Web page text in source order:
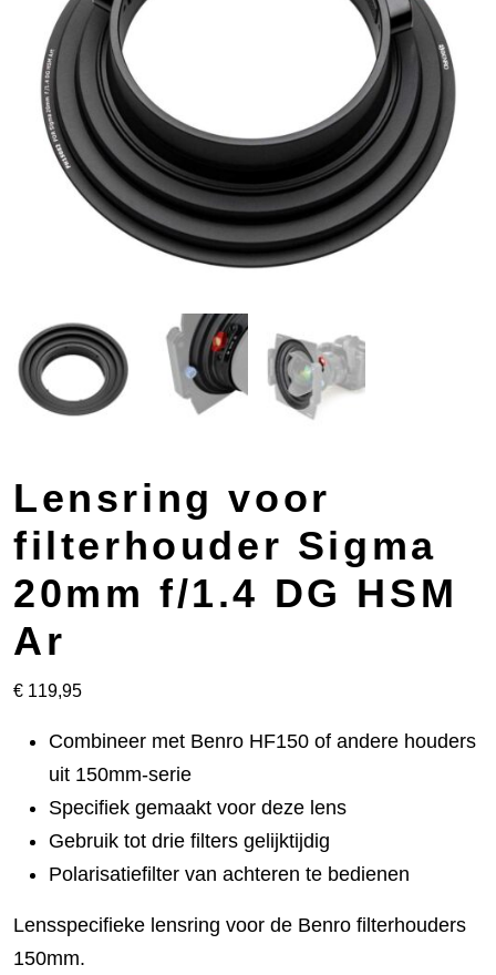
Lensring voor
filterhouder Sigma
20mm f/1.4 DG HSM
Ar
€ 119,95
Combineer met Benro HF150 of andere houders
uit 150mm-serie
Specifiek gemaakt voor deze lens
Gebruik tot drie filters gelijktijdig
Polarisatiefilter van achteren te bedienen
Lensspecifieke lensring voor de Benro filterhouders
150mm.